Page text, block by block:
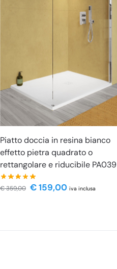
Piatto doccia in resina bianco
effetto pietra quadrato o
rettangolare e riducibile PA039
€359,00 €159,00 iva inclusa